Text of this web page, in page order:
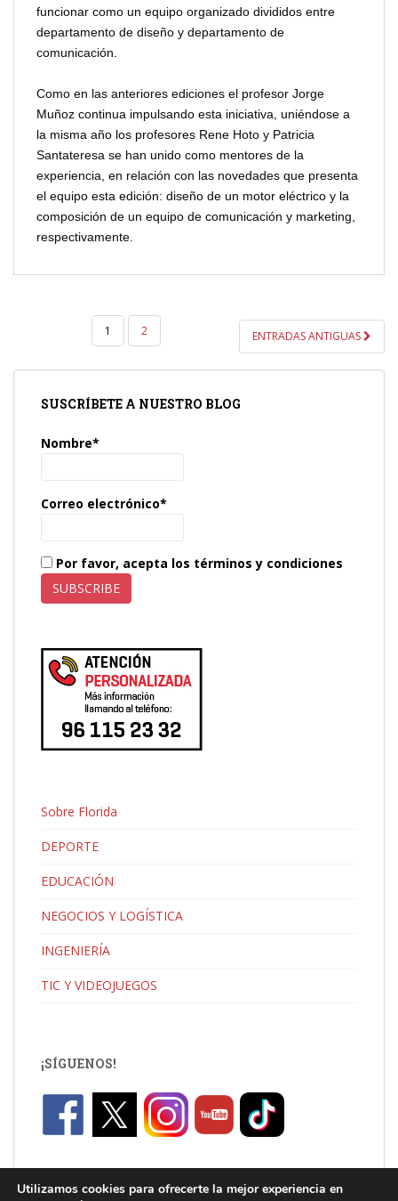
funcionar como un equipo organizado divididos entre
departamento de diseño y departamento de
comunicación.
Como en las anteriores ediciones el profesor Jorge
Muñoz continua impulsando esta iniciativa, uniéndose a
la misma año los profesores Rene Hoto y Patricia
Santateresa se han unido como mentores de la
experiencia, en relación con las novedades que presenta
el equipo esta edición: diseño de un motor eléctrico y la
composición de un equipo de comunicación y marketing,
respectivamente.
PAGINACIÓN
ENTRADAS
1 2 ENTRADAS ANTIGUAS
SUSCRÍBETE A NUESTRO BLOG
Nombre*
Correo electrónico*
Por favor, acepta los términos y condiciones
Sobre Florida
DEPORTE
EDUCACIÓN
NEGOCIOS Y LOGÍSTICA
INGENIERÍA
TIC Y VIDEOJUEGOS
¡SÍGUENOS!
Utilizamos cookies para ofrecerte la mejor experiencia en